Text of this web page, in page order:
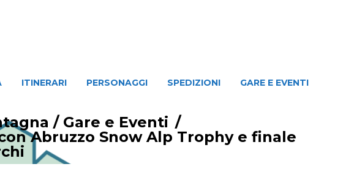
ITINERARI PERSONAGGI SPEDIZIONI GARE E EVENTI
/ Gare e Eventi /
Abruzzo Snow Alp Trophy e finale